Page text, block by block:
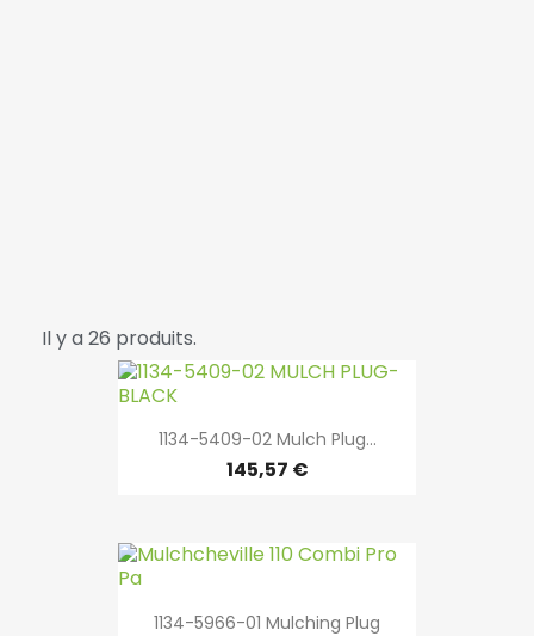
Il y a 26 produits.
1134-5409-02 Mulch Plug...
145,57 €
1134-5966-01 Mulching Plug